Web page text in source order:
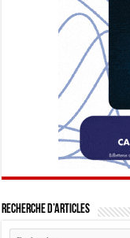
Recherche d’articles